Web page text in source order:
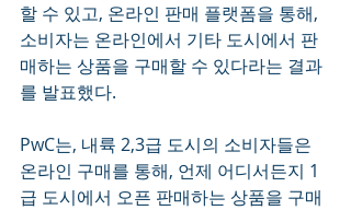
할 수 있고, 온라인 판매 플랫폼을 통해,
소비자는 온라인에서 기타 도시에서 판
매하는 상품을 구매할 수 있다라는 결과
를 발표했다.
PwC는, 내륙 2,3급 도시의 소비자들은
온라인 구매를 통해, 언제 어디서든지 1
급 도시에서 오픈 판매하는 상품을 구매